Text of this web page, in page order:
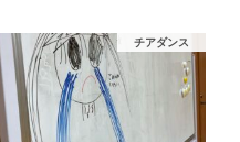
チアダンス